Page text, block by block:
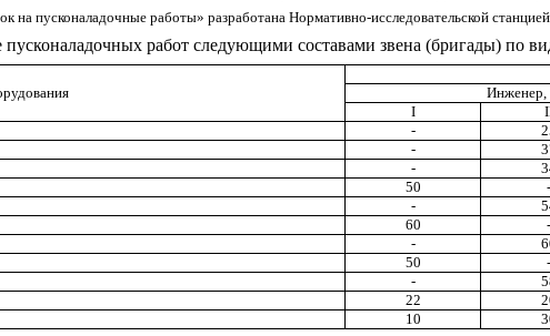
на пусконаладочные работы» разработана Нормативно-исследовательской станцией
работ следующими составами звена (бригады) по
Инженер,
I
-
-
-
50 -
-
60 -
-
50 -
-
22
10